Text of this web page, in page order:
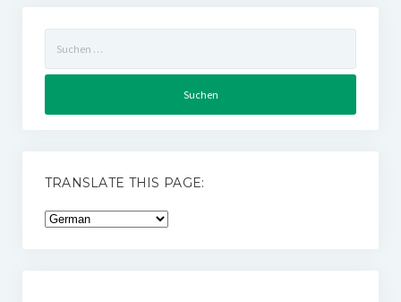
nach:
TRANSLATE THIS PAGE: